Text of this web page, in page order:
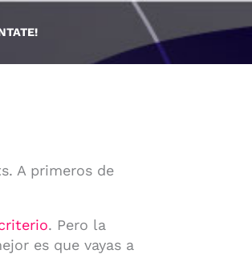
A primeros de
. Pero la
es que vayas a